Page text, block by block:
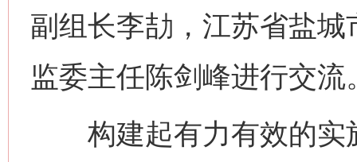
副组长李劼，江苏省盐
监委主任陈剑峰进行交流
构建起有力有效的实